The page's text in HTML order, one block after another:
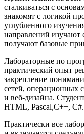
сталкиваться с
знакомят с логикой
углубленного
направлений изучают
получают базовые
Лабораторные по
практический опыт
закрепление
сетей, операционных
и веб-дизайна.
HTML, Pascal,С++, С#.
Практически все